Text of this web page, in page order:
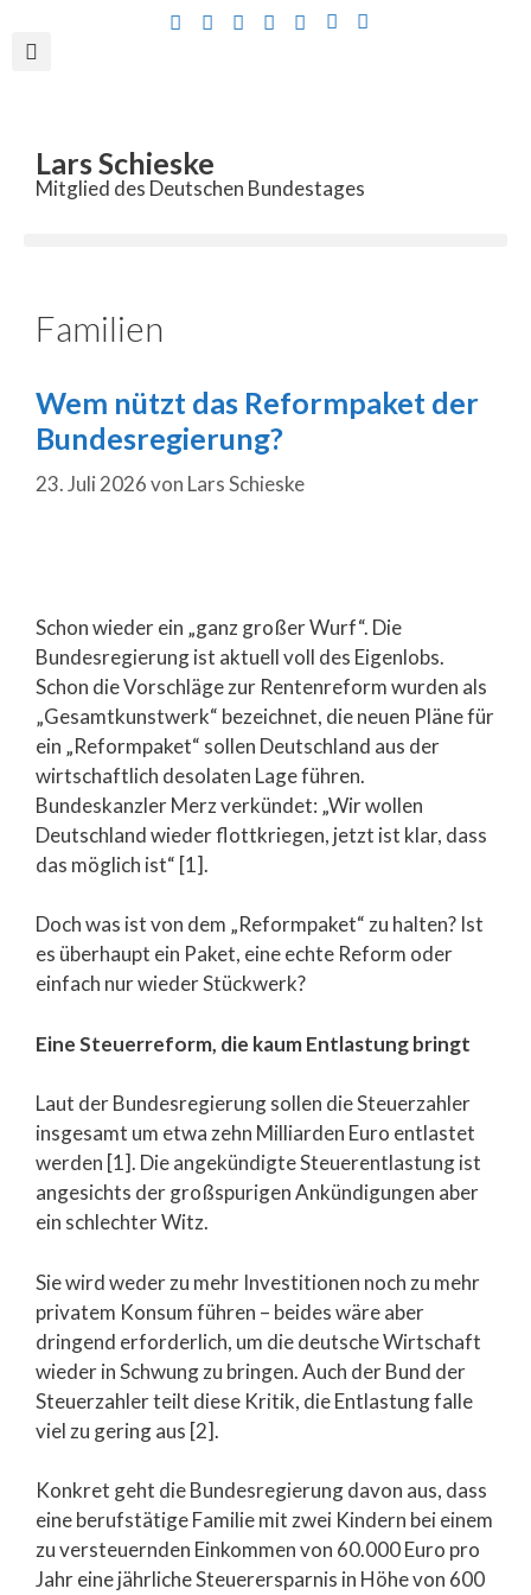
Lars Schieske
Mitglied des Deutschen Bundestages
Familien
Wem nützt das Reformpaket der
Bundesregierung?
23. Juli 2026von Lars Schieske
Schon wieder ein „ganz großer Wurf“. Die
Bundesregierung ist aktuell voll des Eigenlobs.
Schon die Vorschläge zur Rentenreform wurden als
„Gesamtkunstwerk“ bezeichnet, die neuen Pläne für
ein „Reformpaket“ sollen Deutschland aus der
wirtschaftlich desolaten Lage führen.
Bundeskanzler Merz verkündet: „Wir wollen
Deutschland wieder flottkriegen, jetzt ist klar, dass
das möglich ist“ [1].
Doch was ist von dem „Reformpaket“ zu halten? Ist
es überhaupt ein Paket, eine echte Reform oder
einfach nur wieder Stückwerk?
Eine Steuerreform, die kaum Entlastung bringt
Laut der Bundesregierung sollen die Steuerzahler
insgesamt um etwa zehn Milliarden Euro entlastet
werden [1]. Die angekündigte Steuerentlastung ist
angesichts der großspurigen Ankündigungen aber
ein schlechter Witz.
Sie wird weder zu mehr Investitionen noch zu mehr
privatem Konsum führen – beides wäre aber
dringend erforderlich, um die deutsche Wirtschaft
wieder in Schwung zu bringen. Auch der Bund der
Steuerzahler teilt diese Kritik, die Entlastung falle
viel zu gering aus [2].
Konkret geht die Bundesregierung davon aus, dass
eine berufstätige Familie mit zwei Kindern bei einem
zu versteuernden Einkommen von 60.000 Euro pro
Jahr eine jährliche Steuerersparnis in Höhe von 600